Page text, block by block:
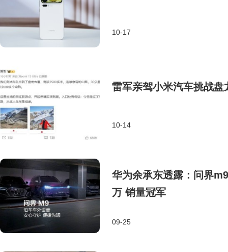
10-17
雷军亲驾小米汽车挑战
10-14
华为余承东透露：问界
万 销量冠军
09-25